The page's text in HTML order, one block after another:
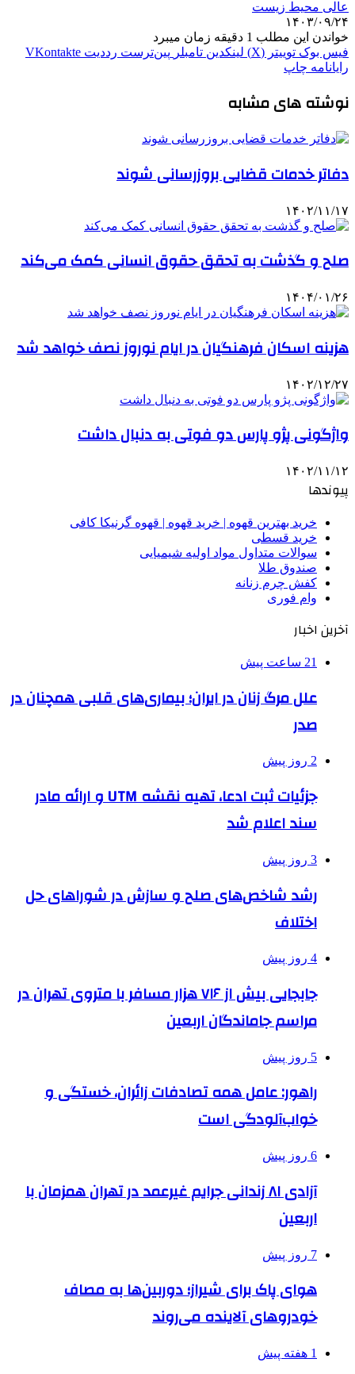
عالی محیط زیست
۱۴۰۳/۰۹/۲۴
خواندن این مطلب 1 دقیقه زمان میبرد
فیس بوک توییتر (X) لینکدین ‫تامبلر ‫پین‌ترست ‫رددیت ‫VKontakte
رایانامه چاپ
نوشته های مشابه
دفاتر خدمات قضایی بروزرسانی شوند
۱۴۰۲/۱۱/۱۷
صلح و گذشت به تحقق حقوق انسانی کمک می‌کند
۱۴۰۴/۰۱/۲۶
هزینه اسکان فرهنگیان در ایام نوروز نصف خواهد شد
۱۴۰۲/۱۲/۲۷
واژگونی پژو پارس دو فوتی به دنبال داشت
۱۴۰۲/۱۱/۱۲
پیوندها
خرید بهترین قهوه | خرید قهوه | قهوه گرنیکا کافی
خرید قسطی
سوالات متداول مواد اولیه شیمیایی
صندوق طلا
کفش چرم زنانه
وام فوری
آخرین اخبار
21 ساعت پیش
علل مرگ زنان در ایران؛ بیماری‌های قلبی همچنان در
صدر
2 روز پیش
جزئیات ثبت ادعا، تهیه نقشه UTM و ارائه مادر
سند اعلام شد
3 روز پیش
رشد شاخص‌های صلح و سازش در شوراهای حل
اختلاف
4 روز پیش
جابجایی بیش از ۷۱۶ هزار مسافر با متروی تهران در
مراسم جاماندگان اربعین
5 روز پیش
راهور: عامل همه تصادفات زائران، خستگی و
خواب‌آلودگی است
6 روز پیش
آزادی ۸۱ زندانی جرایم غیرعمد در تهران همزمان با
اربعین
7 روز پیش
هوای پاک برای شیراز؛ دوربین‌ها به مصاف
خودروهای آلاینده می‌روند
1 هفته پیش